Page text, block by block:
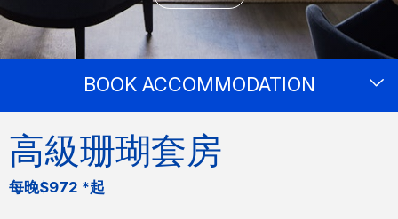
BOOK ACCOMMODATION
高級珊瑚套房
每晚$972 *起